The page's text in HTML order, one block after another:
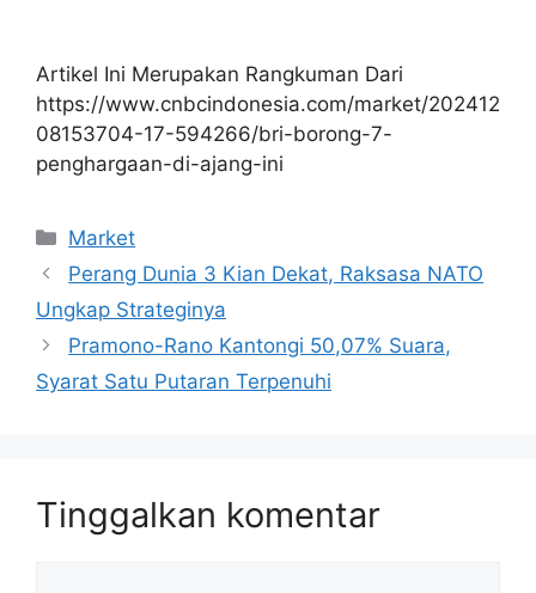
Artikel Ini Merupakan Rangkuman Dari
https://www.cnbcindonesia.com/market/202412
08153704-17-594266/bri-borong-7-
penghargaan-di-ajang-ini
Kategori
Market
Perang Dunia 3 Kian Dekat, Raksasa NATO
Ungkap Strateginya
Pramono-Rano Kantongi 50,07% Suara,
Syarat Satu Putaran Terpenuhi
Tinggalkan komentar